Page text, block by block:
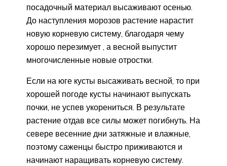
посадочный материал высаживают осенью.
До наступления морозов растение нарастит
новую корневую систему, благодаря чему
хорошо перезимует , а весной выпустит
многочисленные новые отростки.
Если на юге кусты высаживать весной, то при
хорошей погоде кусты начинают выпускать
почки, не успев укорениться. В результате
растение отдав все силы может погибнуть. На
севере весенние дни затяжные и влажные,
поэтому саженцы быстро приживаются и
начинают наращивать корневую систему.